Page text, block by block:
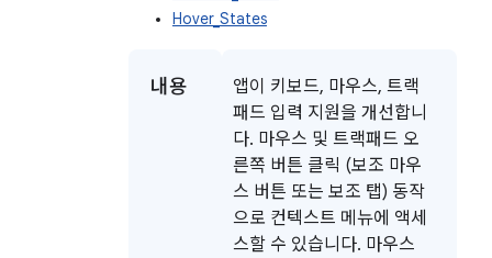
Hover_States
내용
앱이 키보드, 마우스, 트랙
패드 입력 지원을 개선합니
다. 마우스 및 트랙패드 오
른쪽 버튼 클릭 (보조 마우
스 버튼 또는 보조 탭) 동작
으로 컨텍스트 메뉴에 액세
스할 수 있습니다. 마우스